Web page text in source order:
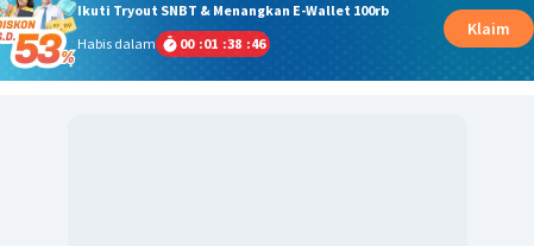
Ikuti Tryout SNBT & Menangkan E-Wallet 100rb
Habis dalam
00 :01 :38 :45
Klaim